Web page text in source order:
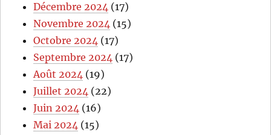
Décembre 2024 (17)
Novembre 2024 (15)
Octobre 2024 (17)
Septembre 2024 (17)
Août 2024 (19)
Juillet 2024 (22)
Juin 2024 (16)
Mai 2024 (15)